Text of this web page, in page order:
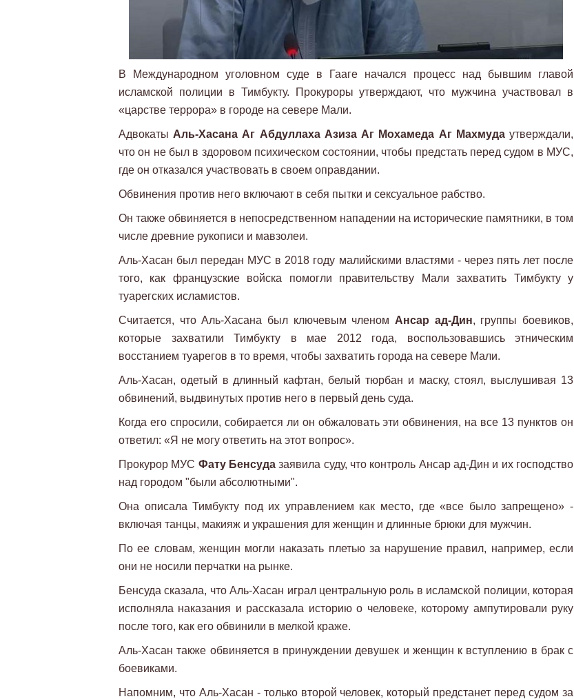
В Международном уголовном суде в Гааге начался процесс над бывшим главой
исламской полиции в Тимбукту. Прокуроры утверждают, что мужчина участвовал в
«царстве террора» в городе на севере Мали.
Адвокаты Аль-Хасана Аг Абдуллаха Азиза Аг Мохамеда Аг Махмудаутверждали,
что он не был в здоровом психическом состоянии, чтобы предстать перед судом в МУС,
где он отказался участвовать в своем оправдании.
Обвинения против него включают в себя пытки и сексуальное рабство.
Он также обвиняется в непосредственном нападении на исторические памятники, в том
числе древние рукописи и мавзолеи.
Аль-Хасан был передан МУС в 2018 году малийскими властями - через пять лет после
того, как французские войска помогли правительству Мали захватить Тимбукту у
туарегских исламистов.
Считается, что Аль-Хасана был ключевым членом Ансар ад-Дин, группы боевиков,
которые захватили Тимбукту в мае 2012 года, воспользовавшись этническим
восстанием туарегов в то время, чтобы захватить города на севере Мали.
Аль-Хасан, одетый в длинный кафтан, белый тюрбан и маску, стоял, выслушивая 13
обвинений, выдвинутых против него в первый день суда.
Когда его спросили, собирается ли он обжаловать эти обвинения, на все 13 пунктов он
ответил: «Я не могу ответить на этот вопрос».
Прокурор МУС Фату Бенсуда заявила суду, что контроль Ансар ад-Дин и их господство
над городом "были абсолютными".
Она описала Тимбукту под их управлением как место, где «все было запрещено» -
включая танцы, макияж и украшения для женщин и длинные брюки для мужчин.
По ее словам, женщин могли наказать плетью за нарушение правил, например, если
они не носили перчатки на рынке.
Бенсуда сказала, что Аль-Хасан играл центральную роль в исламской полиции, которая
исполняла наказания и рассказала историю о человеке, которому ампутировали руку
после того, как его обвинили в мелкой краже.
Аль-Хасан также обвиняется в принуждении девушек и женщин к вступлению в брак с
боевиками.
Напомним, что Аль-Хасан - только второй человек, который предстанет перед судом за